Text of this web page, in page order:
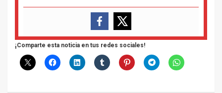
¡Comparte esta noticia en tus redes sociales!